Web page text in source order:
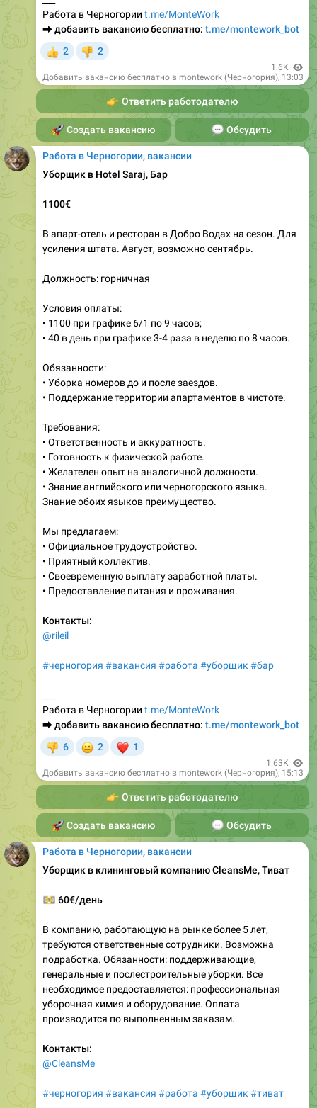
Работа в Черногории t.me/MonteWork
⮕добавить вакансию бесплатно: t.me/montework_bot
2 2
1.6K
Добавить вакансию бесплатно в montework (Черногория), 13:03
👉Ответить работодателю
Создать вакансию💬Обсудить
Работа в Черногории, вакансии
Уборщик в Hotel Saraj, Бар
1100€
В апарт-отель и ресторан в Добро Водах на сезон. Для
усиления штата. Август, возможно сентябрь.
Должность: горничная
Условия оплаты:
• 1100 при графике 6/1 по 9 часов;
• 40 в день при графике 3-4 раза в неделю по 8 часов.
Обязанности:
• Уборка номеров до и после заездов.
• Поддержание территории апартаментов в чистоте.
Требования:
• Ответственность и аккуратность.
• Готовность к физической работе.
• Желателен опыт на аналогичной должности.
• Знание английского или черногорского языка.
Знание обоих языков преимущество.
Мы предлагаем:
• Официальное трудоустройство.
• Приятный коллектив.
• Своевременную выплату заработной платы.
• Предоставление питания и проживания.
Контакты:
@rileil
#черногория #вакансия #работа #уборщик #бар
Работа в Черногории t.me/MonteWork
⮕добавить вакансию бесплатно: t.me/montework_bot
6 2
❤
1
1.63K
Добавить вакансию бесплатно в montework (Черногория), 15:13
👉Ответить работодателю
Создать вакансию💬Обсудить
Работа в Черногории, вакансии
Уборщик в клининговый компанию CleansMe, Тиват
60€/день
В компанию, работающую на рынке более 5 лет,
требуются ответственные сотрудники. Возможна
подработка. Обязанности: поддерживающие,
генеральные и послестроительные уборки. Все
необходимое предоставляется: профессиональная
уборочная химия и оборудование. Оплата
производится по выполненным заказам.
Контакты:
@CleansMe
#черногория #вакансия #работа #уборщик #тиват